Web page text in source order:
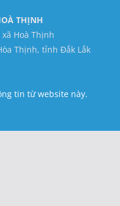
THỊNH
Hoà Thịnh
Thịnh, tỉnh Đắk Lắk
tin từ website này.